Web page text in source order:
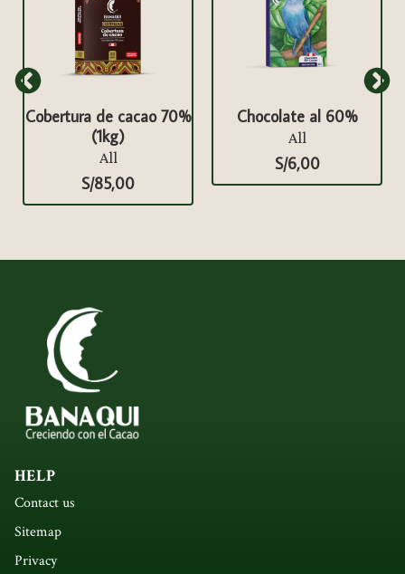
Cobertura de cacao 70%
(1kg)
All
S/85,00
Chocolate al 60%
All
S/6,00
HELP
Contact us
Sitemap
Privacy